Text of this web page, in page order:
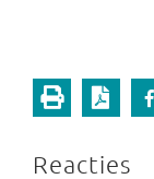
Reacties